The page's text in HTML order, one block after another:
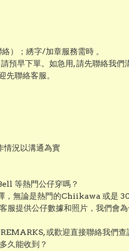
）；綉字/加章服務需時 。
預早下單。如急用, 請先聯絡我們
先聯絡客服。
情況以溝通為實
等熱門公仔穿嗎？
，無論是熱門的Chiikawa 或是
提供公仔數據和照片，我們會為
或歡迎直接聯絡我們查
久能收到？